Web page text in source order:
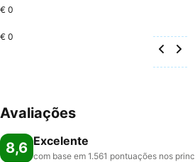
€ 0
€ 0
Avaliações
8,6 Excelente
com base em 1.561 pontuações nos